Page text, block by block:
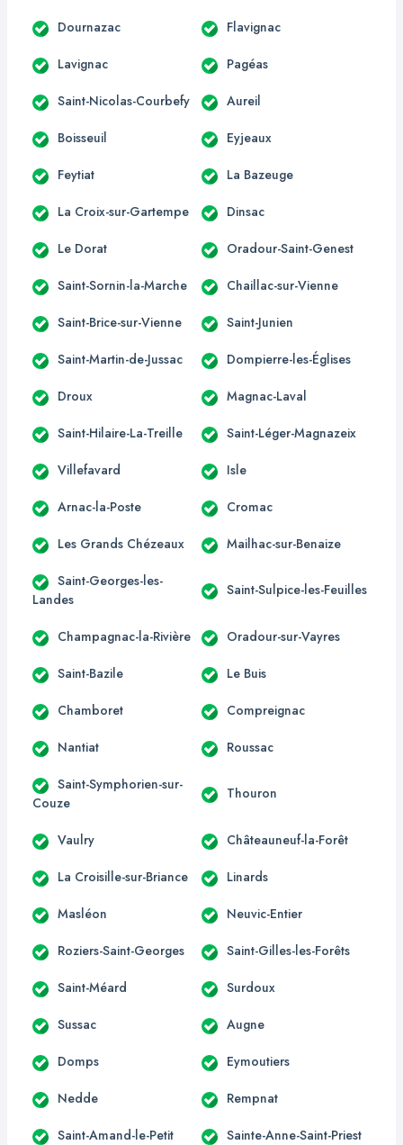
Dournazac Flavignac
Lavignac Pagéas
Saint-Nicolas-Courbefy Aureil
Boisseuil Eyjeaux
Feytiat La Bazeuge
La Croix-sur-Gartempe Dinsac
Le Dorat Oradour-Saint-Genest
Saint-Sornin-la-Marche Chaillac-sur-Vienne
Saint-Brice-sur-Vienne Saint-Junien
Saint-Martin-de-Jussac Dompierre-les-Églises
Droux Magnac-Laval
Saint-Hilaire-La-Treille Saint-Léger-Magnazeix
Villefavard Isle
Arnac-la-Poste Cromac
Les Grands Chézeaux Mailhac-sur-Benaize
Saint-Georges-les-
Landes
Saint-Sulpice-les-Feuilles
Champagnac-la-Rivière Oradour-sur-Vayres
Saint-Bazile Le Buis
Chamboret Compreignac
Nantiat Roussac
Saint-Symphorien-sur-
Couze
Thouron
Vaulry Châteauneuf-la-Forêt
La Croisille-sur-Briance Linards
Masléon Neuvic-Entier
Roziers-Saint-Georges Saint-Gilles-les-Forêts
Saint-Méard Surdoux
Sussac Augne
Domps Eymoutiers
Nedde Rempnat
Saint-Amand-le-Petit Sainte-Anne-Saint-Priest